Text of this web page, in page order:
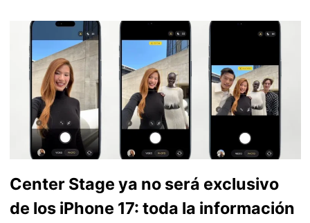
Center Stage ya no será exclusivo
de los iPhone 17: toda la información